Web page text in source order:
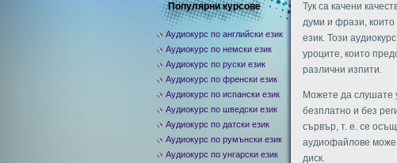
Тук са качени
думи и фрази, които
език. Този
уроците, които
различни изпити.
Можете да слушате
безплатно и без
сървър, т. е. се
аудиофайлове
диск.
Популярни курсове
Аудиокурс по английски език
Аудиокурс по немски език
Аудиокурс по руски език
Аудиокурс по френски език
Аудиокурс по испански език
Аудиокурс по шведски език
Аудиокурс по датски език
Аудиокурс по румънски език
Аудиокурс по унгарски език